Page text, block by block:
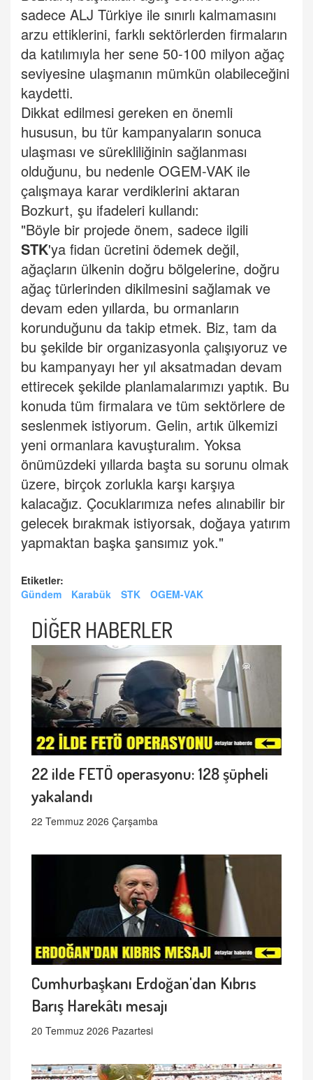
sadece ALJ Türkiye ile sınırlı kalmamasını
arzu ettiklerini, farklı sektörlerden firmaların
da katılımıyla her sene 50-100 milyon ağaç
seviyesine ulaşmanın mümkün olabileceğini
kaydetti.
Dikkat edilmesi gereken en önemli
hususun, bu tür kampanyaların sonuca
ulaşması ve sürekliliğinin sağlanması
olduğunu, bu nedenle OGEM-VAK ile
çalışmaya karar verdiklerini aktaran
Bozkurt, şu ifadeleri kullandı:
"Böyle bir projede önem, sadece ilgili
STK'ya fidan ücretini ödemek değil,
ağaçların ülkenin doğru bölgelerine, doğru
ağaç türlerinden dikilmesini sağlamak ve
devam eden yıllarda, bu ormanların
korunduğunu da takip etmek. Biz, tam da
bu şekilde bir organizasyonla çalışıyoruz ve
bu kampanyayı her yıl aksatmadan devam
ettirecek şekilde planlamalarımızı yaptık. Bu
konuda tüm firmalara ve tüm sektörlere de
seslenmek istiyorum. Gelin, artık ülkemizi
yeni ormanlara kavuşturalım. Yoksa
önümüzdeki yıllarda başta su sorunu olmak
üzere, birçok zorlukla karşı karşıya
kalacağız. Çocuklarımıza nefes alınabilir bir
gelecek bırakmak istiyorsak, doğaya yatırım
yapmaktan başka şansımız yok."
Etiketler:
Gündem
Karabük STK OGEM-VAK
DİĞER HABERLER
22 ilde FETÖ operasyonu: 128 şüpheli
yakalandı
22 Temmuz 2026 Çarşamba
Cumhurbaşkanı Erdoğan'dan Kıbrıs
Barış Harekâtı mesajı
20 Temmuz 2026 Pazartesi